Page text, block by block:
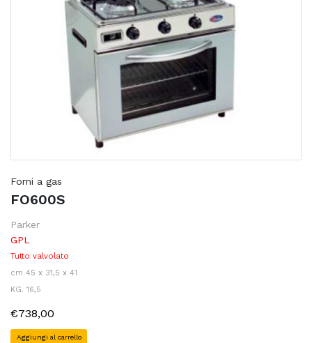
Forni a gas
FO600S
Parker
GPL
Tutto valvolato
cm 45 x 31,5 x 41
KG. 16,5
€738,00
Aggiungi al carrello